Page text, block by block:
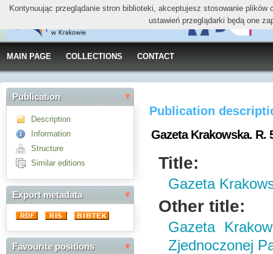
MAIN PAGE COLLECTIONS CONTACT
Publication
Description
Information
Structure
Similar editions
Export metadata
Favourite positions
Publication
Gazeta Krakowska. R.
Title:
Gazeta
Other title:
Gazeta
Zjednoczonej
Kontynuując przeglądanie stron biblioteki, akceptujesz stosowanie
ustawień przeglądarki będą one